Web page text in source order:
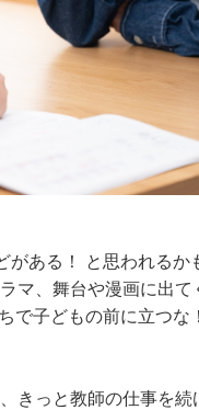
がある！ と思われるか
、舞台や漫画に出て
で子どもの前に立つな
きっと教師の仕事を続